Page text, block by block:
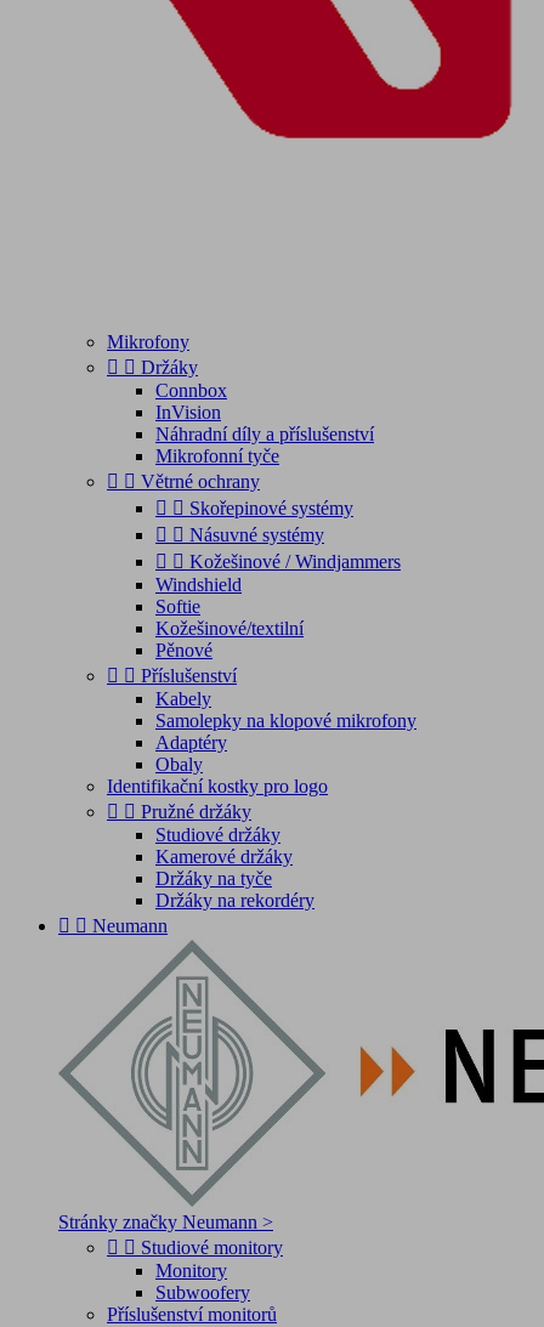
Mikrofony
  Držáky
Connbox
InVision
Náhradní díly a příslušenství
Mikrofonní tyče
  Větrné ochrany
  Skořepinové systémy
  Násuvné systémy
  Kožešinové / Windjammers
Windshield
Softie
Kožešinové/textilní
Pěnové
  Příslušenství
Kabely
Samolepky na klopové mikrofony
Adaptéry
Obaly
Identifikační kostky pro logo
  Pružné držáky
Studiové držáky
Kamerové držáky
Držáky na tyče
Držáky na rekordéry
  Neumann
Stránky značky Neumann >
  Studiové monitory
Monitory
Subwoofery
Příslušenství monitorů